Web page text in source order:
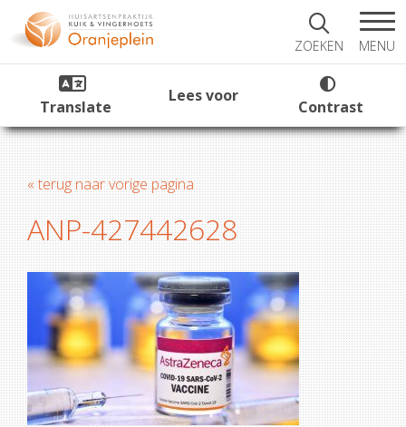
ZOEKEN MENU
Translate
Lees voor
Contrast
« terug naar vorige pagina
ANP-427442628